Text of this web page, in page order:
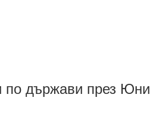
по държави през Юни